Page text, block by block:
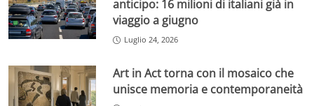
anticipo: 16 milioni di italiani già in
viaggio a giugno
Luglio 24, 2026
Art in Act torna con il mosaico che
unisce memoria e contemporaneità